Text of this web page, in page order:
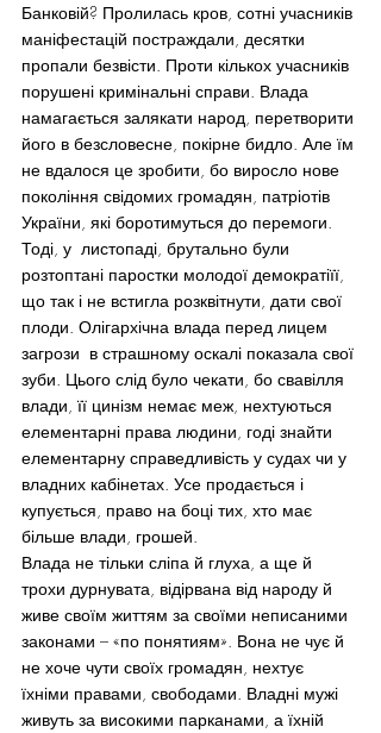
Банковій? Пролилась кров, сотні учасників
маніфестацій постраждали, десятки
пропали безвісти. Проти кількох учасників
порушені кримінальні справи. Влада
намагається залякати народ, перетворити
його в безсловесне, покірне бидло. Але їм
не вдалося це зробити, бо виросло нове
покоління свідомих громадян, патріотів
України, які боротимуться до перемоги.
Тоді, у  листопаді, брутально були
розтоптані паростки молодої демократіїї,
що так і не встигла розквітнути, дати свої
плоди. Олігархічна влада перед лицем
загрози  в страшному оскалі показала свої
зуби. Цього слід було чекати, бо свавілля
влади, її цинізм немає меж, нехтуються
елементарні права людини, годі знайти
елементарну справедливість у судах чи у
владних кабінетах. Усе продається і
купується, право на боці тих, хто має
більше влади, грошей.
Влада не тільки сліпа й глуха, а ще й
трохи дурнувата, відірвана від народу й
живе своїм життям за своїми неписаними
законами – «по понятиям». Вона не чує й
не хоче чути своїх громадян, нехтує
їхніми правами, свободами. Владні мужі
живуть за високими парканами, а їхній